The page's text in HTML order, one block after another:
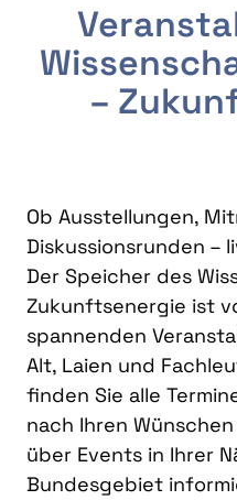
–
Ob Ausstellungen,
Diskussionsrunden –
Der Speicher des
Zukunftsenergie ist
spannenden
Alt, Laien und
finden Sie alle
nach Ihren
über Events in Ihrer
Bundesgebiet